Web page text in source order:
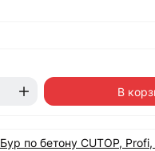
В
Бур по бетону CUTOP,